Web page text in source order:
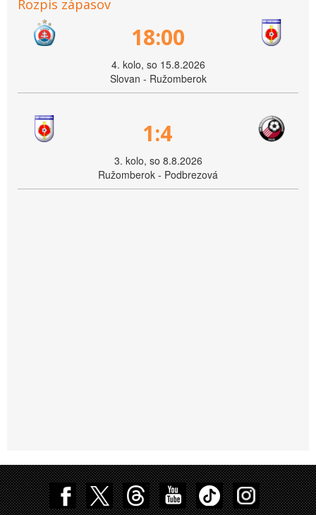
Rozpis zápasov
18:00
4. kolo, so 15.8.2026
Slovan - Ružomberok
1:4
3. kolo, so 8.8.2026
Ružomberok - Podbrezová